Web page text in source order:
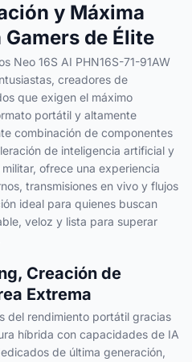
y Máxima
de Élite
Neo 16S AI PHN16S-71-91AW
creadores de
que exigen el máximo
portátil y altamente
combinación de componentes
de inteligencia artificial y
ofrece una experiencia
transmisiones en vivo y flujos
ideal para quienes buscan
veloz y lista para superar
Creación de
Extrema
del rendimiento portátil gracias
híbrida con capacidades de IA
de última generación,